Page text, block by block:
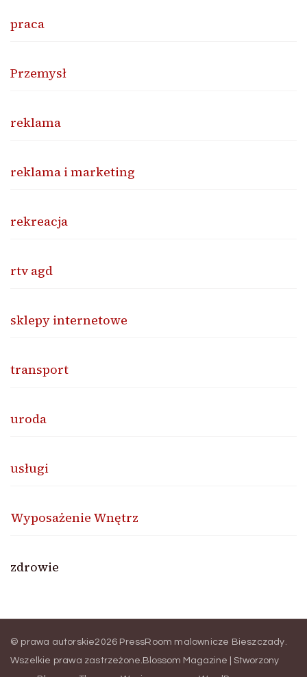
praca
Przemysł
reklama
reklama i marketing
rekreacja
rtv agd
sklepy internetowe
transport
uroda
usługi
Wyposażenie Wnętrz
zdrowie
© prawa autorskie2026 PressRoom malownicze Bieszczady
Wszelkie prawa zastrzeżone. Blossom Magazine | Stworzony